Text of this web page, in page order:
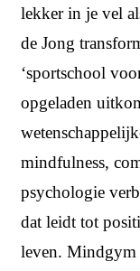
lekker in je vel
de Jong
‘sportschool
opgeladen
mindfulness,
psychologie
dat leidt tot
leven. Mindgym